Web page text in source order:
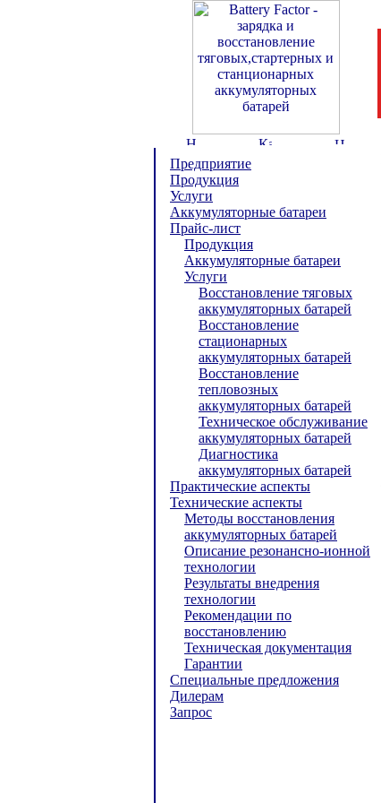
Предприятие
Продукция
Услуги
Аккумуляторные батареи
Прайс-лист
Продукция
Аккумуляторные батареи
Услуги
Восстановление тяговых
аккумуляторных батарей
Восстановление
стационарных
аккумуляторных батарей
Восстановление
тепловозных
аккумуляторных батарей
Техническое обслуживание
аккумуляторных батарей
Диагностика
аккумуляторных батарей
Практические аспекты
Технические аспекты
Методы восстановления
аккумуляторных батарей
Описание резонансно-ионной
технологии
Результаты внедрения
технологии
Рекомендации по
восстановлению
Техническая документация
Гарантии
Специальные предложения
Дилерам
Запрос